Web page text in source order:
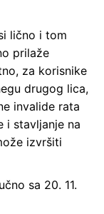
lično i tom
prilaže
za korisnike
drugog lica,
invalide rata
i stavljanje na
izvršiti
sa 20. 11.